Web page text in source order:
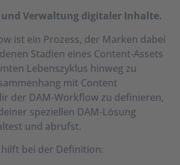
und Verwaltung digitaler Inhalte.
ist ein Prozess, der Marken dabei
Stadien eines Content-Assets
Lebenszyklus hinweg zu
mit Content
der DAM-Workflow zu definieren,
speziellen DAM-Lösung
und abrufst.
bei der Definition: